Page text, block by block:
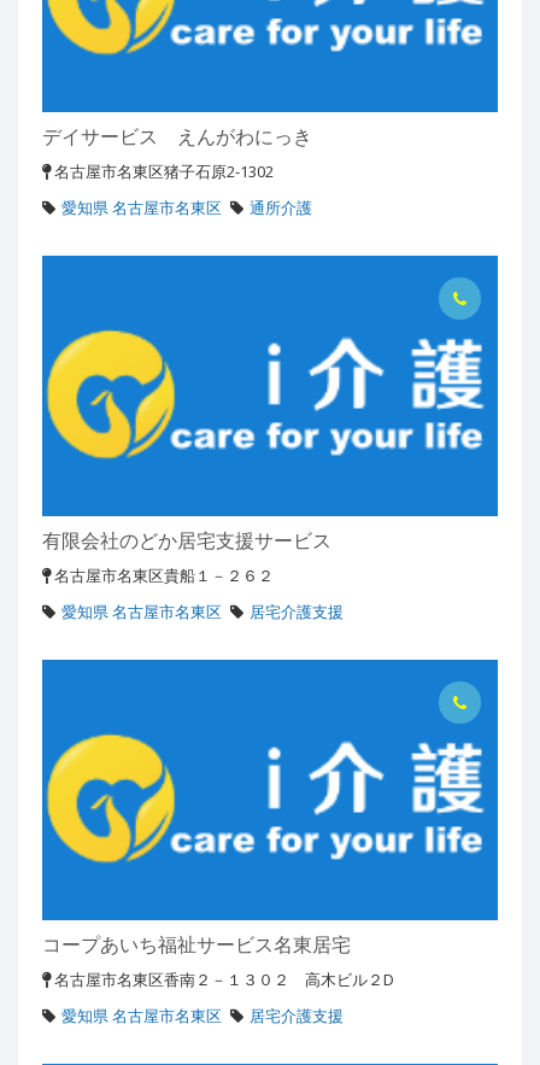
デイサービス えんがわにっき
名古屋市名東区猪子石原2-1302
愛知県 名古屋市名東区
通所介護
有限会社のどか居宅支援サービス
名古屋市名東区貴船１－２６２
愛知県 名古屋市名東区
居宅介護支援
コープあいち福祉サービス名東居宅
名古屋市名東区香南２－１３０２ 高木ビル２D
愛知県 名古屋市名東区
居宅介護支援